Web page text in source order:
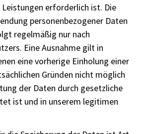
erforderlich ist. Die
personenbezogener Daten
regelmäßig nur nach
Eine Ausnahme gilt in
eine vorherige Einholung einer
Gründen nicht möglich
der Daten durch gesetzliche
ist und in unserem legitimen